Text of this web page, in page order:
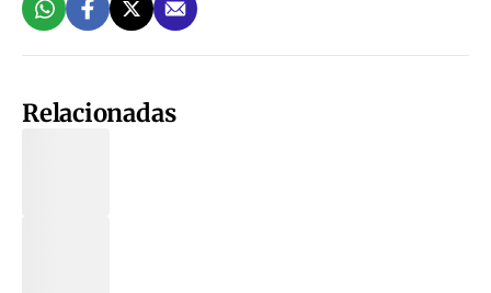
Relacionadas